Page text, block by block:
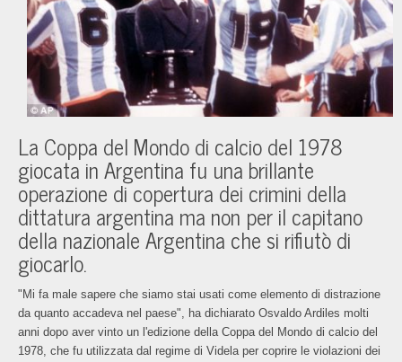
La Coppa del Mondo di calcio del 1978
giocata in Argentina fu una brillante
operazione di copertura dei crimini della
dittatura argentina ma non per il capitano
della nazionale Argentina che si rifiutò di
giocarlo.
"Mi fa male sapere che siamo stai usati come elemento di distrazione
da quanto accadeva nel paese", ha dichiarato Osvaldo Ardiles molti
anni dopo aver vinto un l'edizione della Coppa del Mondo di calcio del
1978, che fu utilizzata dal regime di Videla per coprire le violazioni dei